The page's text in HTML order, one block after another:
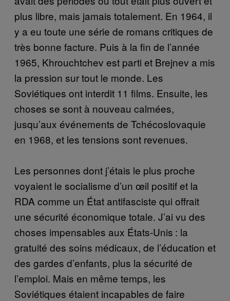
plus libre, mais jamais totalement. En 1964, il
y a eu toute une série de romans critiques de
très bonne facture. Puis à la fin de l’année
1965, Khrouchtchev est parti et Brejnev a mis
la pression sur tout le monde. Les
Soviétiques ont interdit 11 films. Ensuite, les
choses se sont à nouveau calmées,
jusqu’aux événements de Tchécoslovaquie
en 1968, et les tensions sont revenues.
Les personnes dont j’étais le plus proche
voyaient le socialisme d’un œil positif et la
RDA comme un État antifasciste qui offrait
une sécurité économique totale. J’ai vu des
choses impensables aux États-Unis : la
gratuité des soins médicaux, de l’éducation et
des gardes d’enfants, plus la sécurité de
l’emploi. Mais en même temps, les
Soviétiques étaient incapables de faire